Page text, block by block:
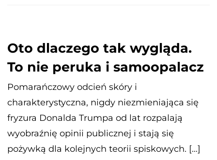
Oto dlaczego tak wygląda.
To nie peruka i samoopalacz
Pomarańczowy odcień skóry i
charakterystyczna, nigdy niezmieniająca się
fryzura Donalda Trumpa od lat rozpalają
wyobraźnię opinii publicznej i stają się
pożywką dla kolejnych teorii spiskowych. […]